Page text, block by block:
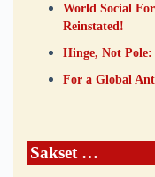
World Social
Reinstated!
Hinge, Not
For a Global
Sakset …